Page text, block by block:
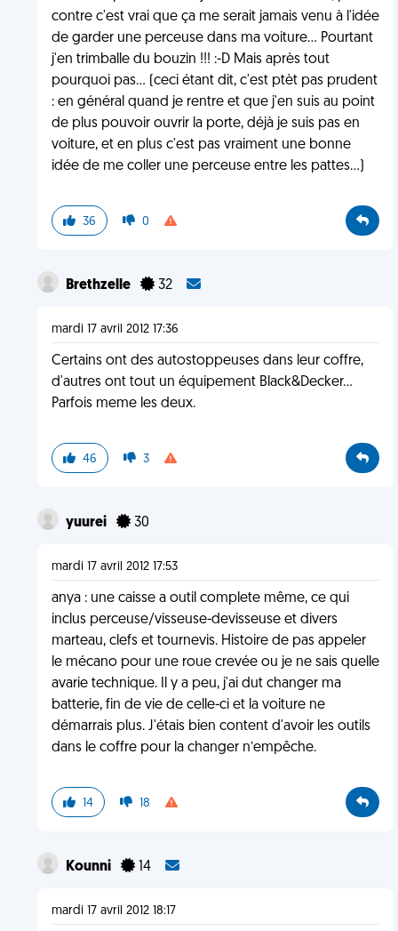
contre c'est vrai que ça me serait jamais venu à l'idée
de garder une perceuse dans ma voiture... Pourtant
j'en trimballe du bouzin !!! :-D Mais après tout
pourquoi pas... (ceci étant dit, c'est ptèt pas prudent
: en général quand je rentre et que j'en suis au point
de plus pouvoir ouvrir la porte, déjà je suis pas en
voiture, et en plus c'est pas vraiment une bonne
idée de me coller une perceuse entre les pattes...)
36 0
Brethzelle 32
mardi 17 avril 2012 17:36
Certains ont des autostoppeuses dans leur coffre,
d'autres ont tout un équipement Black&Decker...
Parfois meme les deux.
46 3
yuurei 30
mardi 17 avril 2012 17:53
anya : une caisse a outil complete même, ce qui
inclus perceuse/visseuse-devisseuse et divers
marteau, clefs et tournevis. Histoire de pas appeler
le mécano pour une roue crevée ou je ne sais quelle
avarie technique. Il y a peu, j'ai dut changer ma
batterie, fin de vie de celle-ci et la voiture ne
démarrais plus. J'étais bien content d'avoir les outils
dans le coffre pour la changer n’empêche.
14 18
Kounni 14
mardi 17 avril 2012 18:17